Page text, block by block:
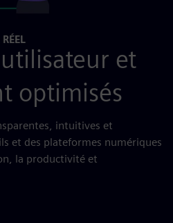
et
optimisés
intuitives et
et des plateformes numériques
la productivité et